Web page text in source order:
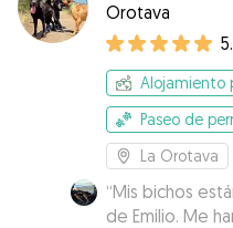
Orotava
Alojamiento
Paseo de
La Orotava
“Mis bichos
de Emilio. Me